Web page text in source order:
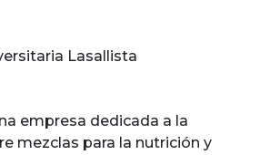
Lasallista
empresa dedicada a la
mezclas para la nutrición y